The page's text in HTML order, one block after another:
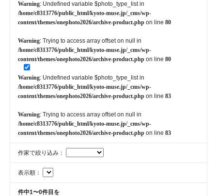
Warning: Undefined variable $photo_type_list in
/home/c8313776/public_html/kyoto-muse.jp/_cms/wp-
content/themes/onephoto2026/archive-product.php on line 80
Warning: Trying to access array offset on null in
/home/c8313776/public_html/kyoto-muse.jp/_cms/wp-
content/themes/onephoto2026/archive-product.php on line 80
Warning: Undefined variable $photo_type_list in
/home/c8313776/public_html/kyoto-muse.jp/_cms/wp-
content/themes/onephoto2026/archive-product.php on line 83
Warning: Trying to access array offset on null in
/home/c8313776/public_html/kyoto-muse.jp/_cms/wp-
content/themes/onephoto2026/archive-product.php on line 83
作家で絞り込み：
表示順：
件中1〜0件目を